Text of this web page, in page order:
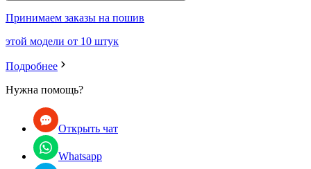
Принимаем заказы на пошив
этой модели от 10 штук
Подробнее
Нужна помощь?
Открыть чат
Whatsapp